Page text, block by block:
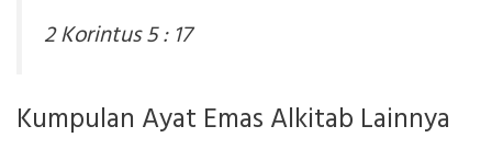
2 Korintus 5 : 17
Kumpulan Ayat Emas Alkitab Lainnya